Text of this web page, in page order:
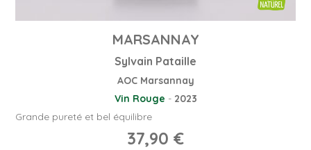
MARSANNAY
Sylvain Pataille
AOC Marsannay
Vin Rouge - 2023
Grande pureté et bel équilibre
37,90 €